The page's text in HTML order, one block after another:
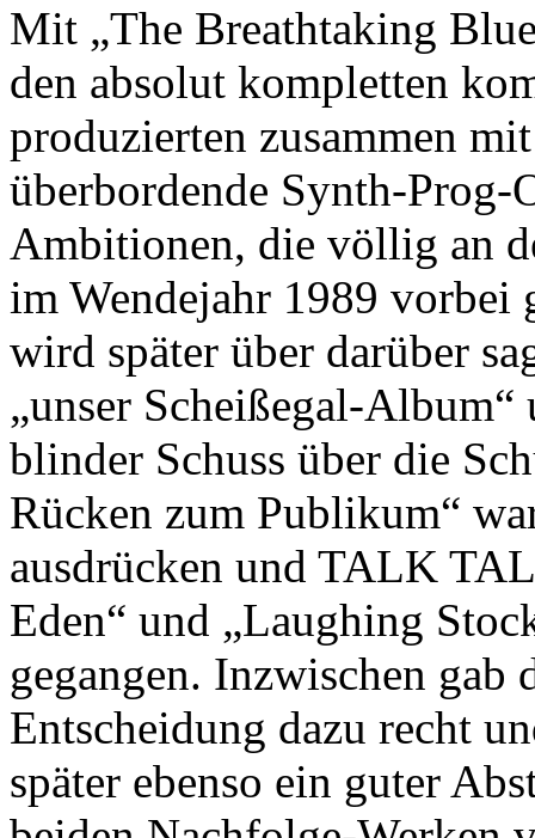
Mit „The Breathtaking
den absolut kompletten
produzierten zusammen
überbordende Synth-
Ambitionen, die völlig an
im Wendejahr 1989
wird später über darüber
„unser Scheißegal-
blinder Schuss über die
Rücken zum Publikum“
ausdrücken und TALK
Eden“ und „Laughing
gegangen. Inzwischen
Entscheidung dazu recht
später ebenso ein guter